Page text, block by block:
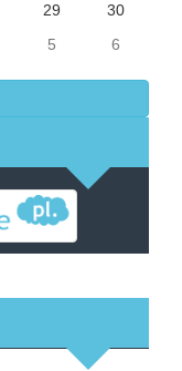
29
30
5 6